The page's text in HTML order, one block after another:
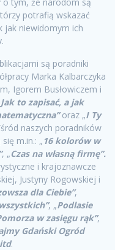
potrafią wskazać
jak niewidomym ich
są poradniki
Marka Kalbarczyka
Igorem Busłowiczem i
Jak to zapisać, a jak
oraz „I Ty
naszych poradników
m.in.: „ 16 kolorów w
, „Czas na własną firmę”.
i krajoznawcze
Justyny Rogowskiej i
dla Ciebie”,
, „Podlasie
w zasięgu rąk”,
Gdański Ogród
.